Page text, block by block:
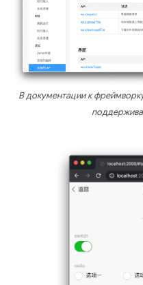
В документации к